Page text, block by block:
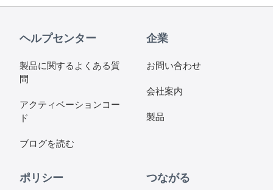
ヘルプセンター
製品に関するよくある質
問
アクティベーションコー
ド
ブログを読む
企業
お問い合わせ
会社案内
製品
ポリシー つながる